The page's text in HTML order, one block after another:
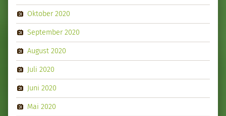
Oktober 2020
September 2020
August 2020
Juli 2020
Juni 2020
Mai 2020